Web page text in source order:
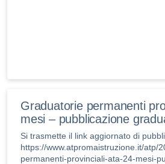
Graduatorie permanenti
mesi – pubblicazione
Si trasmette il link aggiornato di
https://www.atpromaistruzione.it/atp/
permanenti-provinciali-ata-24-mesi-